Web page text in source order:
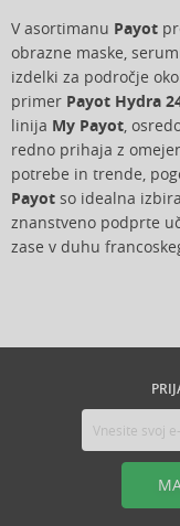
V asortimanu Payot
obrazne maske,
izdelki za področje
primer Payot Hydra
linija My Payot,
redno prihaja z
potrebe in trende,
Payot so idealna
znanstveno podprte
zase v duhu